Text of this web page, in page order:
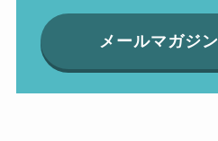
メールマガジ